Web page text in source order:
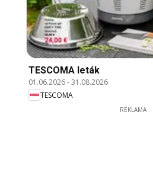
TESCOMA leták
01.06.2026-31.08.2026
TESCOMA
REKLAMA